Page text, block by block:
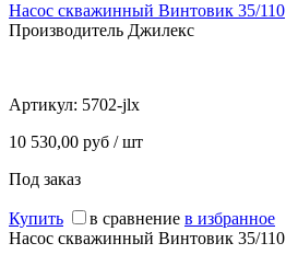
Насос скважинный Винтовик 35/110
Производитель Джилекс
Артикул: 5702-jlx
10 530,00 руб / шт
Под заказ
Купить в сравнение в избранное
Насос скважинный Винтовик 35/110